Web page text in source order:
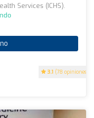
3.1 (78 opiniones)
Services (ICHS).